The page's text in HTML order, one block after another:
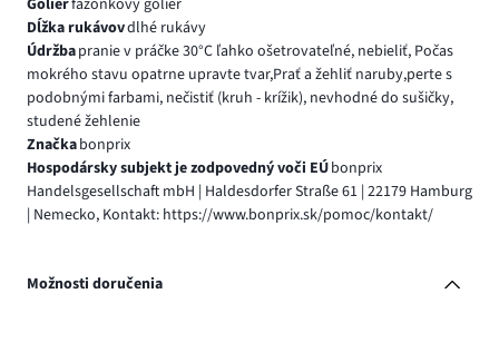
Dĺžka rukávovdlhé rukávy
Údržbapranie v práčke 30°C ľahko ošetrovateľné, nebieliť, Počas
mokrého stavu opatrne upravte tvar,Prať a žehliť naruby,perte s
podobnými farbami, nečistiť (kruh - krížik), nevhodné do sušičky,
studené žehlenie
Značkabonprix
Hospodársky subjekt je zodpovedný voči EÚbonprix
Handelsgesellschaft mbH | Haldesdorfer Straße 61 | 22179 Hamburg
| Nemecko, Kontakt: https://www.bonprix.sk/pomoc/kontakt/
Možnosti doručenia